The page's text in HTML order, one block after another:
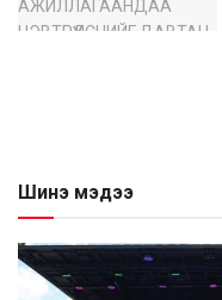
Шинэ мэдээ